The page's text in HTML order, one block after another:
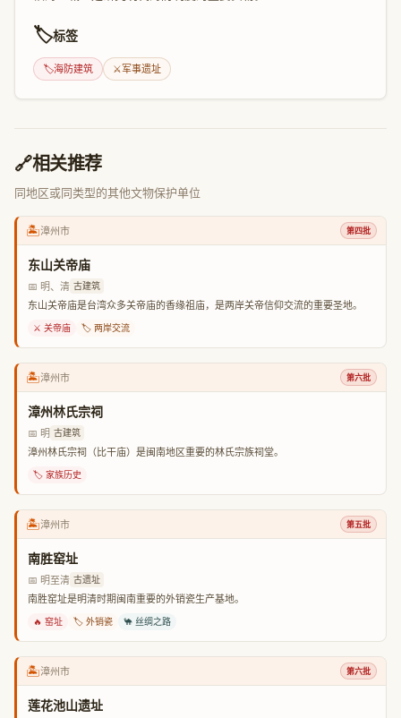
🏷️标签
🏷️海防建筑 ⚔️军事遗址
🔗相关推荐
同地区或同类型的其他文物保护单位
🏝️漳州市 第四批
东山关帝庙
📅 明、清 古建筑
东山关帝庙是台湾众多关帝庙的香缘祖庙，是两岸关帝信仰交流的重要圣地。
⚔️ 关帝庙 🏷️ 两岸交流
🏝️漳州市 第六批
漳州林氏宗祠
📅 明 古建筑
漳州林氏宗祠（比干庙）是闽南地区重要的林氏宗族祠堂。
🏷️ 家族历史
🏝️漳州市 第五批
南胜窑址
📅 明至清 古遗址
南胜窑址是明清时期闽南重要的外销瓷生产基地。
🔥 窑址 🏷️ 外销瓷 🐪 丝绸之路
🏝️漳州市 第六批
莲花池山遗址